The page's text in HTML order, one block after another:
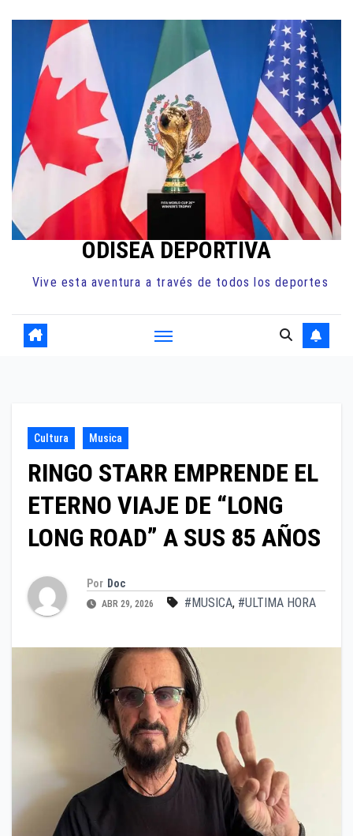
contenido
ODISEA DEPORTIVA
Vive esta aventura a través de todos los deportes
Cultura Musica
RINGO STARR EMPRENDE EL
ETERNO VIAJE DE “LONG
LONG ROAD” A SUS 85 AÑOS
Por Doc
ABR 29, 2026 #MUSICA, #ULTIMA HORA